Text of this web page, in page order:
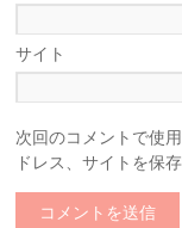
サイト
次回のコメントで使
ドレス、サイトを保存